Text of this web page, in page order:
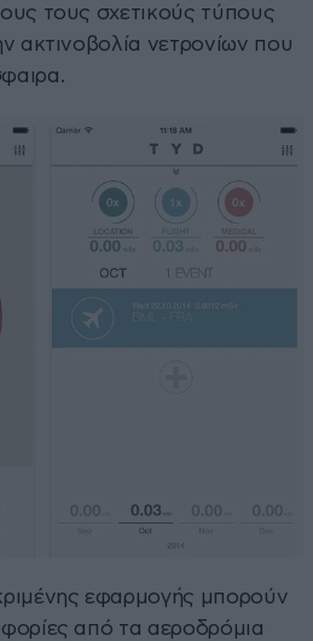
τους σχετικούς τύπους
ακτινοβολία νετρονίων που
εφαρμογής μπορούν
από τα αεροδρόμια